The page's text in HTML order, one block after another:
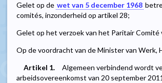
Gelet op de wet van 5 december 1968
comités, inzonderheid op artikel 28;
Gelet op het verzoek van het Paritair
Op de voordracht van de Minister van Werk,
Artikel 1.
Algemeen verbindend wordt
arbeidsovereenkomst van 20 september